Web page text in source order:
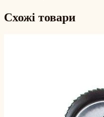
Схожі товари